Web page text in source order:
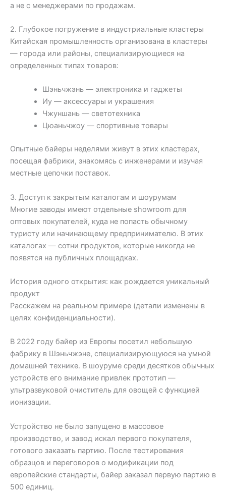
а не с менеджерами по продажам.
2. Глубокое погружение в индустриальные кластеры
Китайская промышленность организована в кластеры
— города или районы, специализирующиеся на
определенных типах товаров:
Шэньчжэнь — электроника и гаджеты
Иу — аксессуары и украшения
Чжуншань — светотехника
Цюаньчжоу — спортивные товары
Опытные байеры неделями живут в этих кластерах,
посещая фабрики, знакомясь с инженерами и изучая
местные цепочки поставок.
3. Доступ к закрытым каталогам и шоурумам
Многие заводы имеют отдельные showroom для
оптовых покупателей, куда не попасть обычному
туристу или начинающему предпринимателю. В этих
каталогах — сотни продуктов, которые никогда не
появятся на публичных площадках.
История одного открытия: как рождается уникальный
продукт
Расскажем на реальном примере (детали изменены в
целях конфиденциальности).
В 2022 году байер из Европы посетил небольшую
фабрику в Шэньчжэне, специализирующуюся на умной
домашней технике. В шоуруме среди десятков обычных
устройств его внимание привлек прототип —
ультразвуковой очиститель для овощей с функцией
ионизации.
Устройство не было запущено в массовое
производство, и завод искал первого покупателя,
готового заказать партию. После тестирования
образцов и переговоров о модификации под
европейские стандарты, байер заказал первую партию в
500 единиц.